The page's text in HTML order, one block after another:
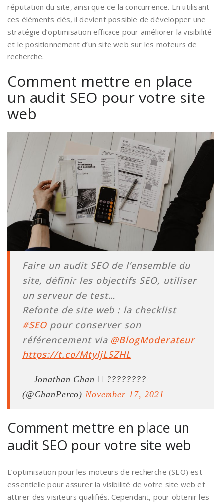
réputation du site, ainsi que de la concurrence. En utilisant
ces éléments clés, il devient possible de développer une
stratégie d’optimisation efficace pour améliorer la visibilité
et le positionnement d’un site web sur les moteurs de
recherche.
Comment mettre en place
un audit SEO pour votre site
web
Faire un audit SEO de l’ensemble du
site, définir les objectifs SEO, utiliser
un serveur de test…
Refonte de site web : la checklist
#SEO pour conserver son
référencement via @BlogModerateur
https://t.co/MtyljLSZHL
— Jonathan Chan  ????????
(@ChanPerco) November 17, 2021
Comment mettre en place un
audit SEO pour votre site web
L’optimisation pour les moteurs de recherche (SEO) est
essentielle pour assurer la visibilité de votre site web et
attirer des visiteurs qualifiés. Cependant, pour obtenir les